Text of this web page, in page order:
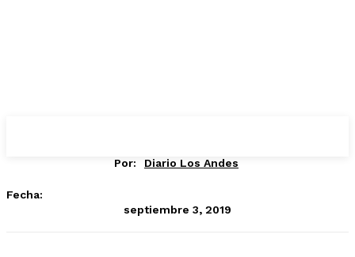
Por: Diario Los Andes
Fecha:
septiembre 3, 2019